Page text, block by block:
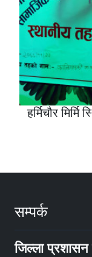
हर्मिचौर
सम्पर्क
जिल्ला प्रशासन